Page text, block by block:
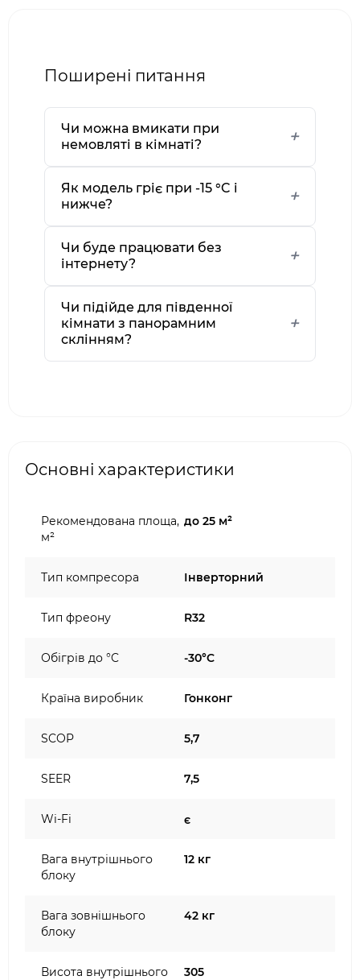
Поширені питання
Чи можна вмикати при
немовляті в кімнаті?
Як модель гріє при -15 °C і
нижче?
Чи буде працювати без
інтернету?
Чи підійде для південної
кімнати з панорамним
склінням?
Основні характеристики
Рекомендована площа,
м²
до 25 м²
Тип компресора Інверторний
Тип фреону R32
Обігрів до °C -30°C
Країна виробник Гонконг
SCOP 5,7
SEER 7,5
Wi-Fi є
Вага внутрішнього
блоку
12 кг
Вага зовнішнього
блоку
42 кг
Висота внутрішнього
305